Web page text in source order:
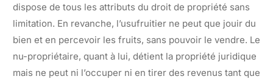
dispose de tous les attributs du droit de propriété sans
limitation. En revanche, l’usufruitier ne peut que jouir du
bien et en percevoir les fruits, sans pouvoir le vendre. Le
nu-propriétaire, quant à lui, détient la propriété juridique
mais ne peut ni l’occuper ni en tirer des revenus tant que